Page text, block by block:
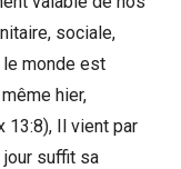
sociale,
monde est
hier,
13:8), Il vient par
jour suffit sa